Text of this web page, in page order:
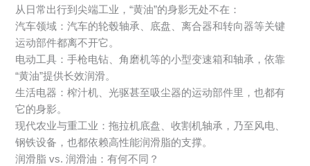
从日常出行到尖端工业，“黄油”的身影无处不在：
汽车领域：汽车的轮毂轴承、底盘、离合器和转向器等关键
运动部件都离不开它。
电动工具：手枪电钻、角磨机等的小型变速箱和轴承，依靠
“黄油”提供长效润滑。
生活电器：榨汁机、光驱甚至吸尘器的运动部件里，也都有
它的身影。
现代农业与重工业：拖拉机底盘、收割机轴承，乃至风电、
钢铁设备，也都依赖高性能润滑脂的支撑。
润滑脂 vs. 润滑油：有何不同？